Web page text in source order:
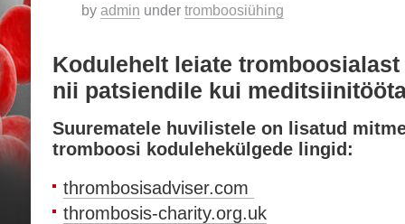
by admin under tromboosiühing
Kodulehelt leiate
nii patsiendile kui
Suurematele huvilistele on lisatud
tromboosi kodulehekülgede lingid:
thrombosisadviser.com
thrombosis-charity.org.uk